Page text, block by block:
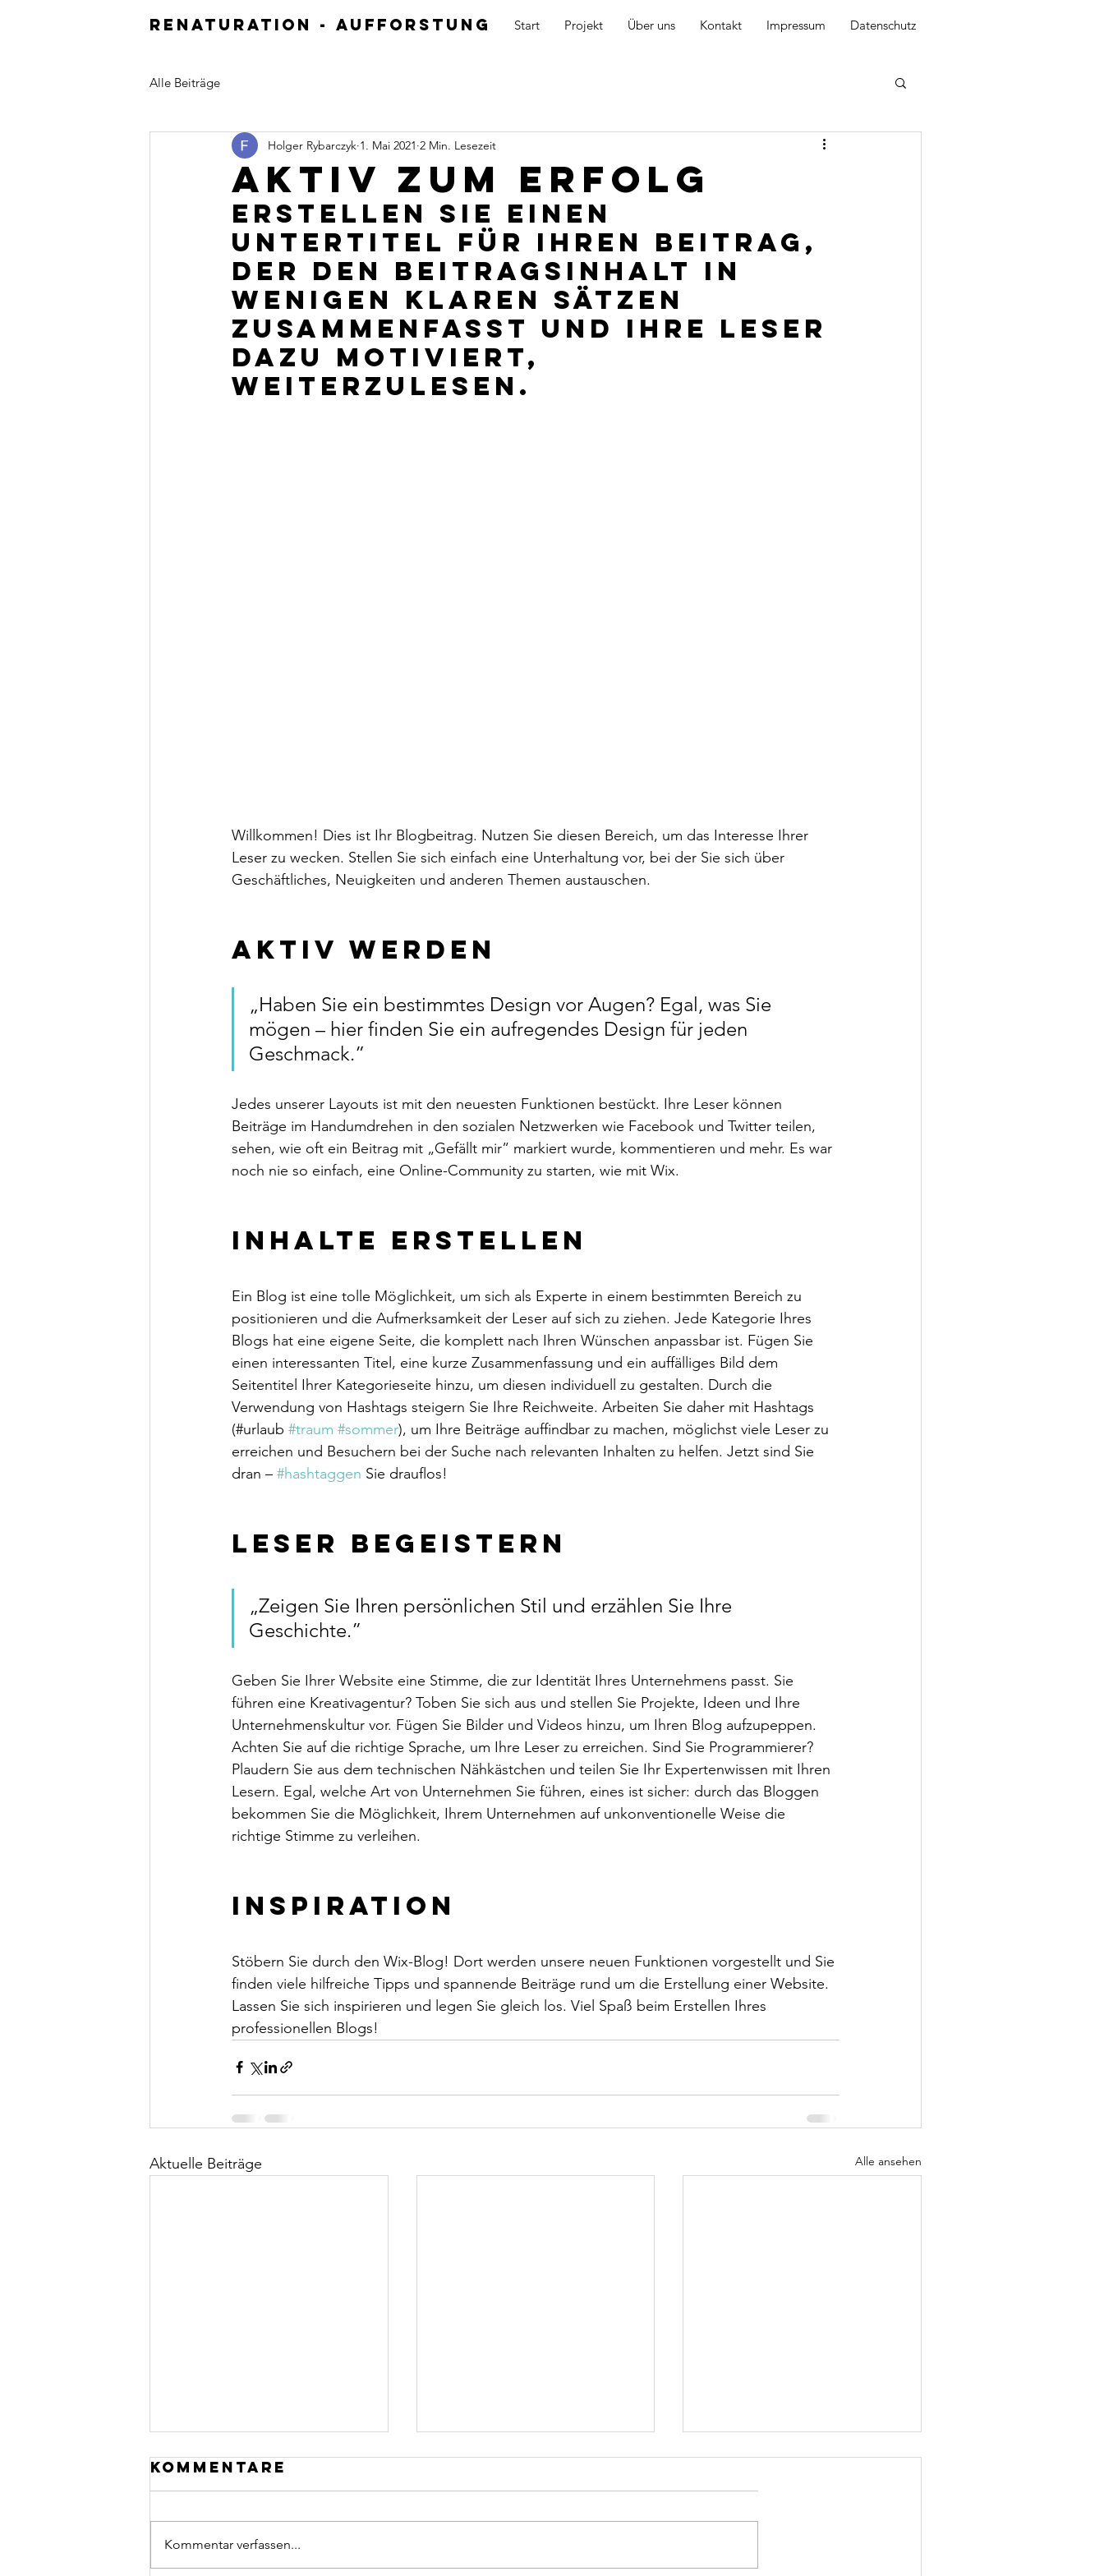
Renaturation - Aufforstung Start Projekt Über uns Kontakt Impressum Datenschutz
Alle Beiträge
Aktiv zum Erfolg
Holger Rybarczyk 1. Mai 2021 2 Min. Lesezeit
Erstellen Sie einen
Untertitel für Ihren Beitrag,
der den Beitragsinhalt in
wenigen klaren Sätzen
zusammenfasst und Ihre Leser
dazu motiviert,
weiterzulesen.
Willkommen! Dies ist Ihr Blogbeitrag. Nutzen Sie diesen Bereich, um das Interesse Ihrer
Leser zu wecken. Stellen Sie sich einfach eine Unterhaltung vor, bei der Sie sich über
Geschäftliches, Neuigkeiten und anderen Themen austauschen.
Aktiv werden
„Haben Sie ein bestimmtes Design vor Augen? Egal, was Sie
mögen – hier finden Sie ein aufregendes Design für jeden
Geschmack.”
Jedes unserer Layouts ist mit den neuesten Funktionen bestückt. Ihre Leser können
Beiträge im Handumdrehen in den sozialen Netzwerken wie Facebook und Twitter teilen,
sehen, wie oft ein Beitrag mit „Gefällt mir” markiert wurde, kommentieren und mehr. Es war
noch nie so einfach, eine Online-Community zu starten, wie mit Wix.
Inhalte erstellen
Ein Blog ist eine tolle Möglichkeit, um sich als Experte in einem bestimmten Bereich zu
positionieren und die Aufmerksamkeit der Leser auf sich zu ziehen. Jede Kategorie Ihres
Blogs hat eine eigene Seite, die komplett nach Ihren Wünschen anpassbar ist. Fügen Sie
einen interessanten Titel, eine kurze Zusammenfassung und ein auffälliges Bild dem
Seitentitel Ihrer Kategorieseite hinzu, um diesen individuell zu gestalten. Durch die
Verwendung von Hashtags steigern Sie Ihre Reichweite. Arbeiten Sie daher mit Hashtags
(#urlaub #traum #sommer), um Ihre Beiträge auffindbar zu machen, möglichst viele Leser zu
erreichen und Besuchern bei der Suche nach relevanten Inhalten zu helfen. Jetzt sind Sie
dran – #hashtaggen Sie drauflos!
Leser begeistern
„Zeigen Sie Ihren persönlichen Stil und erzählen Sie Ihre
Geschichte.”
Geben Sie Ihrer Website eine Stimme, die zur Identität Ihres Unternehmens passt. Sie
führen eine Kreativagentur? Toben Sie sich aus und stellen Sie Projekte, Ideen und Ihre
Unternehmenskultur vor. Fügen Sie Bilder und Videos hinzu, um Ihren Blog aufzupeppen.
Achten Sie auf die richtige Sprache, um Ihre Leser zu erreichen. Sind Sie Programmierer?
Plaudern Sie aus dem technischen Nähkästchen und teilen Sie Ihr Expertenwissen mit Ihren
Lesern. Egal, welche Art von Unternehmen Sie führen, eines ist sicher: durch das Bloggen
bekommen Sie die Möglichkeit, Ihrem Unternehmen auf unkonventionelle Weise die
richtige Stimme zu verleihen.
Inspiration
Stöbern Sie durch den Wix-Blog! Dort werden unsere neuen Funktionen vorgestellt und Sie
finden viele hilfreiche Tipps und spannende Beiträge rund um die Erstellung einer Website.
Lassen Sie sich inspirieren und legen Sie gleich los. Viel Spaß beim Erstellen Ihres
professionellen Blogs!
Aktuelle Beiträge Alle ansehen
Kommentare
Kommentar verfassen...